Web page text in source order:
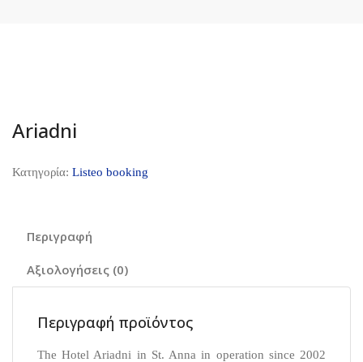
Ariadni
Κατηγορία: Listeo booking
Περιγραφή
Αξιολογήσεις (0)
Περιγραφή προϊόντος
The Hotel Ariadni in St. Anna in operation since 2002